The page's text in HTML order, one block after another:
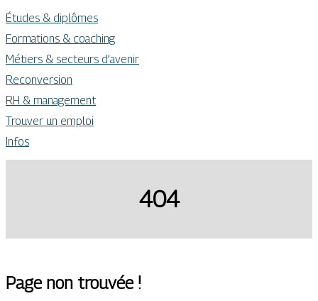
Études & diplômes
Formations & coaching
Métiers & secteurs d’avenir
Reconversion
RH & management
Trouver un emploi
Infos
404
Page non trouvée !